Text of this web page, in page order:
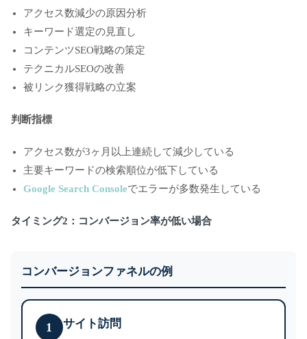
アクセス数減少の原因分析
キーワード選定の見直し
コンテンツSEO戦略の策定
テクニカルSEOの改善
被リンク獲得戦略の立案
判断指標
アクセス数が3ヶ月以上連続して減少している
主要キーワードの検索順位が低下している
Google Search Consoleでエラーが多数発生している
タイミング2：コンバージョン率が低い場合
コンバージョンファネルの例
1 サイト訪問